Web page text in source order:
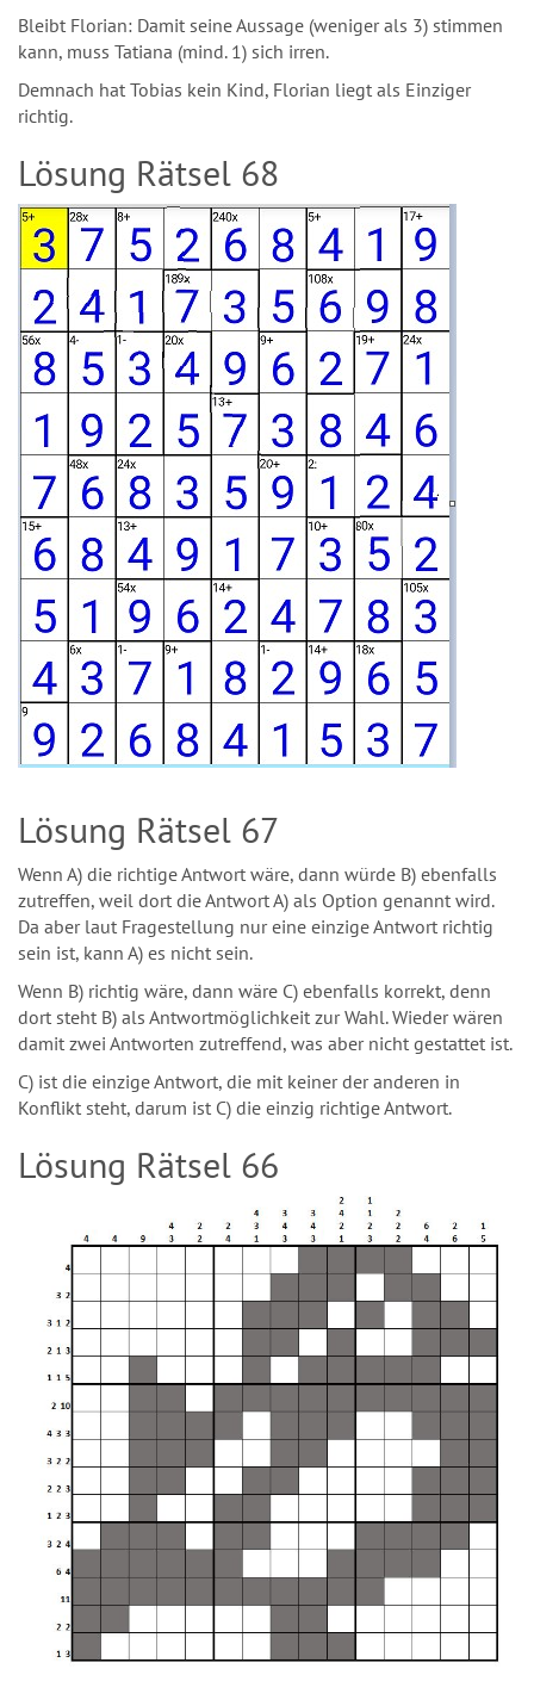
Bleibt Florian: Damit seine Aussage (weniger als 3) stimmen
kann, muss Tatiana (mind. 1) sich irren.
Demnach hat Tobias kein Kind, Florian liegt als Einziger
richtig.
Lösung Rätsel 68
Lösung Rätsel 67
Wenn A) die richtige Antwort wäre, dann würde B) ebenfalls
zutreffen, weil dort die Antwort A) als Option genannt wird.
Da aber laut Fragestellung nur eine einzige Antwort richtig
sein ist, kann A) es nicht sein.
Wenn B) richtig wäre, dann wäre C) ebenfalls korrekt, denn
dort steht B) als Antwortmöglichkeit zur Wahl. Wieder wären
damit zwei Antworten zutreffend, was aber nicht gestattet ist.
C) ist die einzige Antwort, die mit keiner der anderen in
Konflikt steht, darum ist C) die einzig richtige Antwort.
Lösung Rätsel 66